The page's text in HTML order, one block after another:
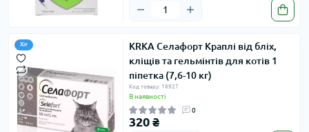
Хіт
KRKA Селафорт Краплі від бліх,
кліщів та гельмінтів для котів 1
піпетка (7,6-10 кг)
Код товару: 18927
В наявності
0
320 ₴